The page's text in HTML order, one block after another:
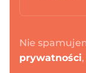
Nie
prywatności